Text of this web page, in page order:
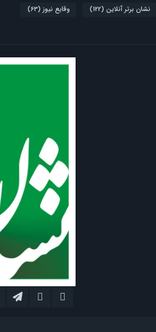
نشان برتر آنلاین (122) وقایع نیوز (63)